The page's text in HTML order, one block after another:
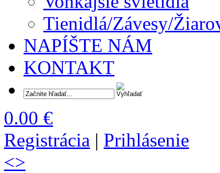
Tienidlá/Závesy/
NAPÍŠTE NÁM
KONTAKT
0.00 €
Registrácia | Prihlásenie
<>